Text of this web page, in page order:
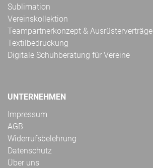
Sublimation
Vereinskollektion
Teampartnerkonzept & Ausrüsterverträge
Textilbedruckung
Digitale Schuhberatung für Vereine
UNTERNEHMEN
Impressum
AGB
Widerrufsbelehrung
Datenschutz
Über uns